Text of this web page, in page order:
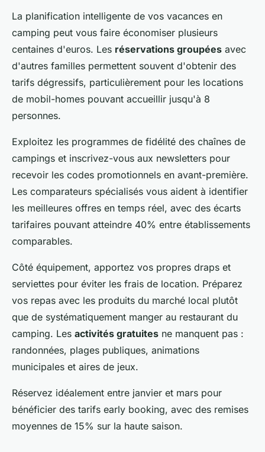
La planification intelligente de vos vacances en
camping peut vous faire économiser plusieurs
centaines d'euros. Les réservations groupées avec
d'autres familles permettent souvent d'obtenir des
tarifs dégressifs, particulièrement pour les locations
de mobil-homes pouvant accueillir jusqu'à 8
personnes.
Exploitez les programmes de fidélité des chaînes de
campings et inscrivez-vous aux newsletters pour
recevoir les codes promotionnels en avant-première.
Les comparateurs spécialisés vous aident à identifier
les meilleures offres en temps réel, avec des écarts
tarifaires pouvant atteindre 40% entre établissements
comparables.
Côté équipement, apportez vos propres draps et
serviettes pour éviter les frais de location. Préparez
vos repas avec les produits du marché local plutôt
que de systématiquement manger au restaurant du
camping. Les activités gratuites ne manquent pas :
randonnées, plages publiques, animations
municipales et aires de jeux.
Réservez idéalement entre janvier et mars pour
bénéficier des tarifs early booking, avec des remises
moyennes de 15% sur la haute saison.